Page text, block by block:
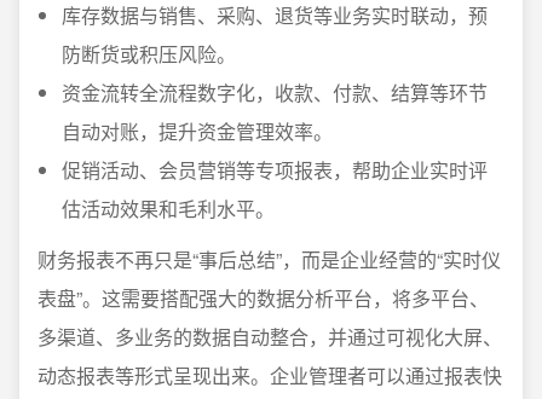
库存数据与销售、采购、退货等业务实时联动，预
防断货或积压风险。
资金流转全流程数字化，收款、付款、结算等环节
自动对账，提升资金管理效率。
促销活动、会员营销等专项报表，帮助企业实时评
估活动效果和毛利水平。
财务报表不再只是“事后总结”，而是企业经营的“实时仪
表盘”。这需要搭配强大的数据分析平台，将多平台、
多渠道、多业务的数据自动整合，并通过可视化大屏、
动态报表等形式呈现出来。企业管理者可以通过报表快